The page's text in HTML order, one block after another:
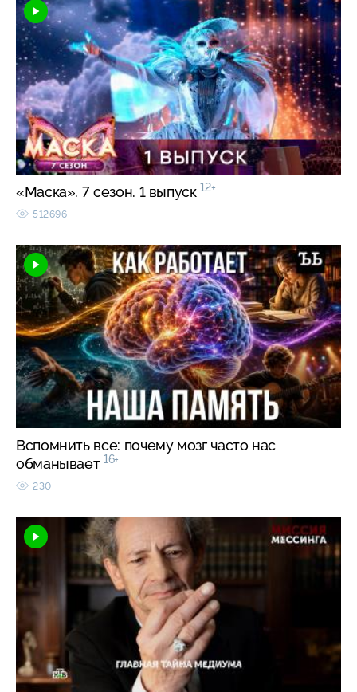
«Маска». 7 сезон. 1 выпуск 12+
512696
Вспомнить все: почему мозг часто нас
обманывает 16+
230